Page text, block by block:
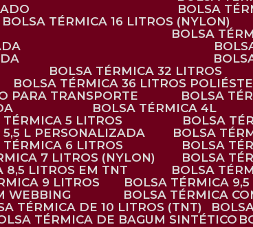
BOLSA
BOLSA TÉRMICA 16 LITROS (NYLON)
BOLSA
BOLSA TÉRMICA 32 LITROS
BOLSA TÉRMICA 36 LITROS
PARA TRANSPORTE
BOLSA
BOLSA TÉRMICA 4L
TÉRMICA 5 LITROS
BOLSA
5,5 L PERSONALIZADA
BOLSA
TÉRMICA 6 LITROS
BOLSA
7 LITROS (NYLON)
BOLSA
8,5 LITROS EM TNT
BOLSA
9 LITROS BOLSA TÉRMICA
WEBBING
BOLSA TÉRMICA
TÉRMICA DE 10 LITROS (TNT)
TÉRMICA DE BAGUM SINTÉTICO